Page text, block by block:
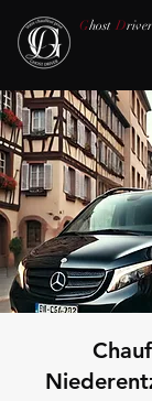
Ghost Driver